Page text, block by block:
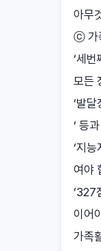
아무
ⓒ 가
‘세번
모든
‘발
‘ 등
‘지
여야
‘327
이어
가족